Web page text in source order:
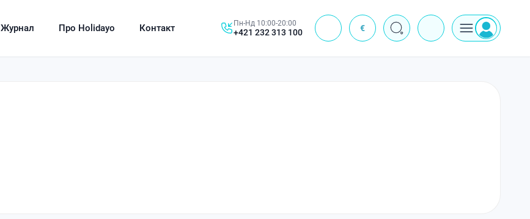
Журнал Про Holidayo Контакт Пн-Нд 10:00-20:00
+421 232 313 100 € J